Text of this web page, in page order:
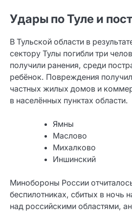
Удары по Туле и
В Тульской области в
сектору Тулы погибли три
получили ранения, среди
ребёнок. Повреждения
частных жилых домов и
в населённых пунктах области.
Ямны
Маслово
Михалково
Иншинский
Минобороны России
беспилотниках, сбитых в ночь
над российскими областями,